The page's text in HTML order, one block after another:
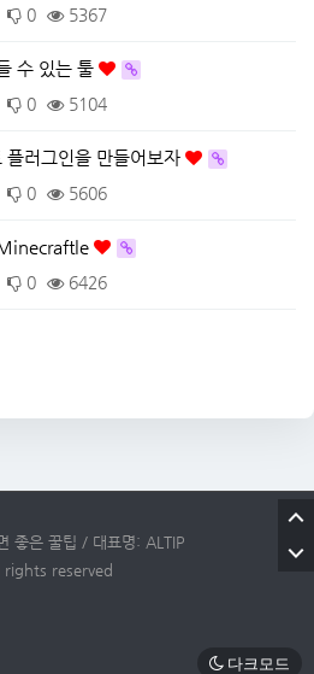
0 5367
수 있는 툴
0 5104
플러그인을 만들어보자
0 5606
0 6426
좋은 꿀팁 / 대표명: ALTIP
reserved